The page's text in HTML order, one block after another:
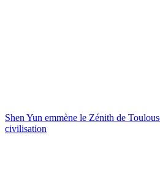
Shen Yun emmène le Zénith de
civilisation